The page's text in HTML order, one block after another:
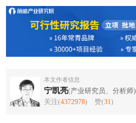
本文作者信息
宁凯亮(产业研究员、分析师)
关注(4372978) 赞(31)